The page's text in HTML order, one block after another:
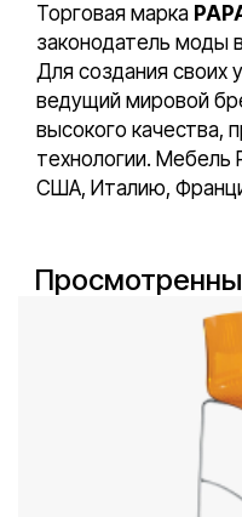
Торговая марка
законодатель моды
Для создания своих
ведущий мировой
высокого качества,
технологии. Мебель
США, Италию,